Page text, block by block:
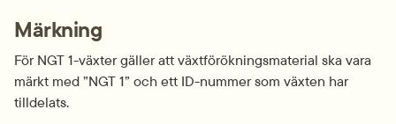
Märkning
För NGT 1-växter gäller att växtförökningsmaterial ska vara
märkt med ”NGT 1” och ett ID-nummer som växten har
tilldelats.